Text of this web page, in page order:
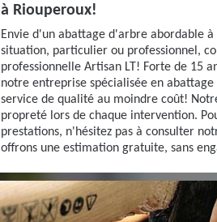
à Riouperoux!
Envie d'un abattage d'arbre abordable
situation, particulier ou professionnel,
professionnelle Artisan LT! Forte de 15
notre entreprise spécialisée en
service de qualité au moindre coût!
propreté lors de chaque intervention.
prestations, n'hésitez pas à consulter
offrons une estimation gratuite, sans